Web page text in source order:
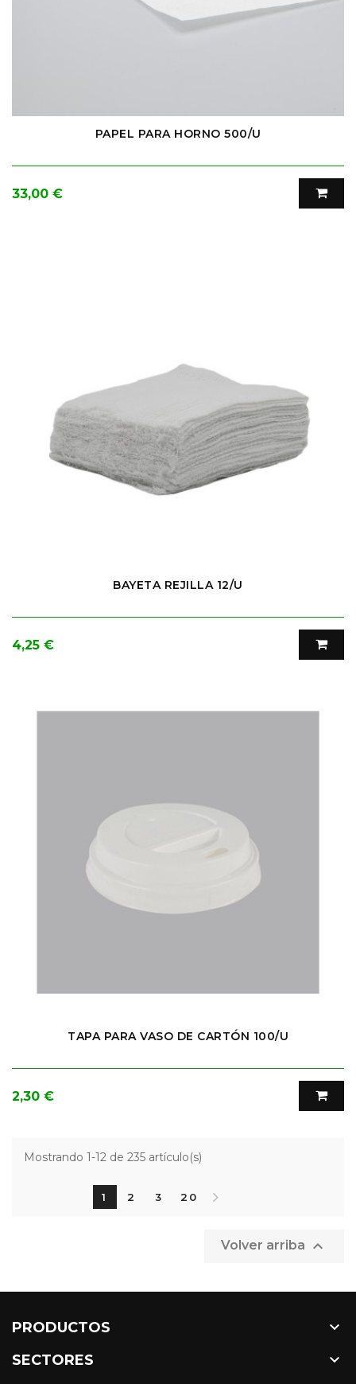
PAPEL PARA HORNO 500/U
Precio
33,00 €
BAYETA REJILLA 12/U
Precio
4,25 €
TAPA PARA VASO DE CARTÓN 100/U
Precio
2,30 €
Mostrando 1-12 de 235 artículo(s)
1 2 3 20
Volver arriba 
PRODUCTOS 
SECTORES
